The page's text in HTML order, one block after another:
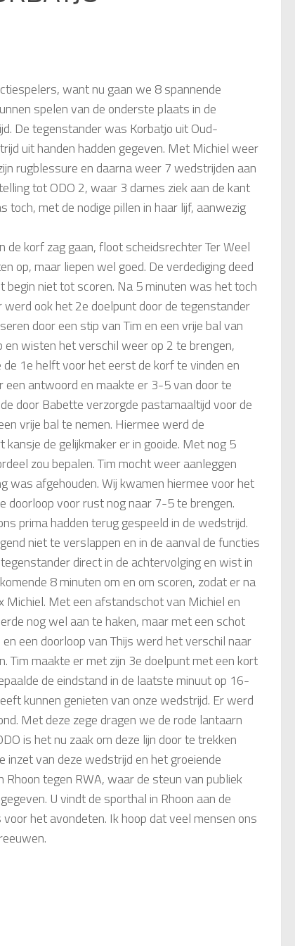
want nu gaan we 8 spannende
spelen van de onderste plaats in de
De tegenstander was Korbatjo uit Oud-
uit handen hadden gegeven. Met Michiel weer
rugblessure en daarna weer 7 wedstrijden aan
tot ODO 2, waar 3 dames ziek aan de kant
met de nodige pillen in haar lijf, aanwezig
korf zag gaan, floot scheidsrechter Ter Weel
op, maar liepen wel goed. De verdediging deed
niet tot scoren. Na 5 minuten was het toch
ook het 2e doelpunt door de tegenstander
door een stip van Tim en een vrije bal van
en wisten het verschil weer op 2 te brengen,
1e helft voor het eerst de korf te vinden en
antwoord en maakte er 3-5 van door te
door Babette verzorgde pastamaaltijd voor de
vrije bal te nemen. Hiermee werd de
de gelijkmaker er in gooide. Met nog 5
zou bepalen. Tim mocht weer aanleggen
was afgehouden. Wij kwamen hiermee voor het
doorloop voor rust nog naar 7-5 te brengen.
prima hadden terug gespeeld in de wedstrijd.
niet te verslappen en in de aanval de functies
direct in de achtervolging en wist in
8 minuten om en om scoren, zodat er na
Met een afstandschot van Michiel en
nog wel aan te haken, maar met een schot
een doorloop van Thijs werd het verschil naar
Tim maakte er met zijn 3e doelpunt met een kort
de eindstand in de laatste minuut op 16-
kunnen genieten van onze wedstrijd. Er werd
Met deze zege dragen we de rode lantaarn
is het nu zaak om deze lijn door te trekken
van deze wedstrijd en het groeiende
tegen RWA, waar de steun van publiek
U vindt de sporthal in Rhoon aan de
het avondeten. Ik hoop dat veel mensen ons